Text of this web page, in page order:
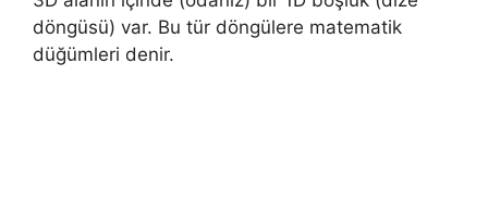
döngüsü) var. Bu tür döngülere matematik
düğümleri denir.